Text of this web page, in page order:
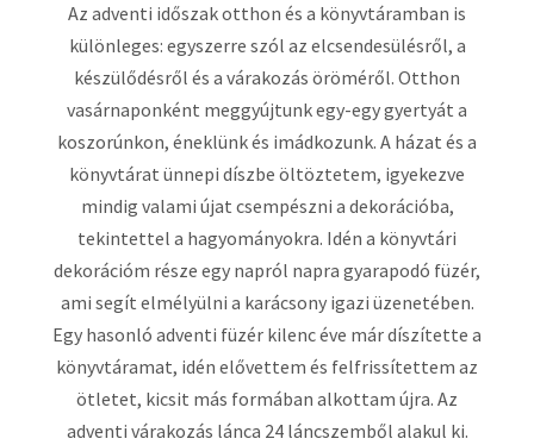
Az adventi időszak otthon és a könyvtáramban is
különleges: egyszerre szól az elcsendesülésről, a
készülődésről és a várakozás öröméről. Otthon
vasárnaponként meggyújtunk egy-egy gyertyát a
koszorúnkon, éneklünk és imádkozunk. A házat és a
könyvtárat ünnepi díszbe öltöztetem, igyekezve
mindig valami újat csempészni a dekorációba,
tekintettel a hagyományokra. Idén a könyvtári
dekorációm része egy napról napra gyarapodó füzér,
ami segít elmélyülni a karácsony igazi üzenetében.
Egy hasonló adventi füzér kilenc éve már díszítette a
könyvtáramat, idén elővettem és felfrissítettem az
ötletet, kicsit más formában alkottam újra. Az
adventi várakozás lánca 24 láncszemből alakul ki.